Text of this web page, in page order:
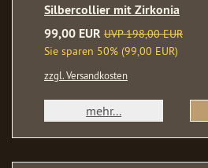
Silbercollier mit Zirkonia
99,00 EUR UVP 198,00 EUR
Sie sparen 50% (99,00 EUR)
zzgl. Versandkosten
mehr...